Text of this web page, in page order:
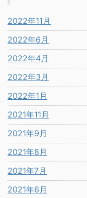
2022年11月
2022年6月
2022年4月
2022年3月
2022年1月
2021年11月
2021年9月
2021年8月
2021年7月
2021年6月